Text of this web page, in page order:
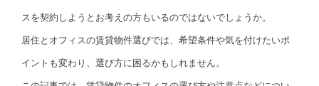
スを契約しようとお考えの方もいるのではないでしょうか。
居住とオフィスの賃貸物件選びでは、希望条件や気を付けたいポ
イントも変わり、選び方に困るかもしれません。